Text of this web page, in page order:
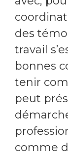
des
travail
bonnes
tenir
peut
comme